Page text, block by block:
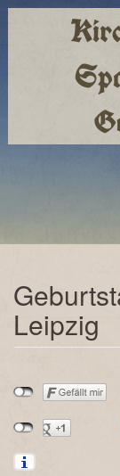
Leipzig